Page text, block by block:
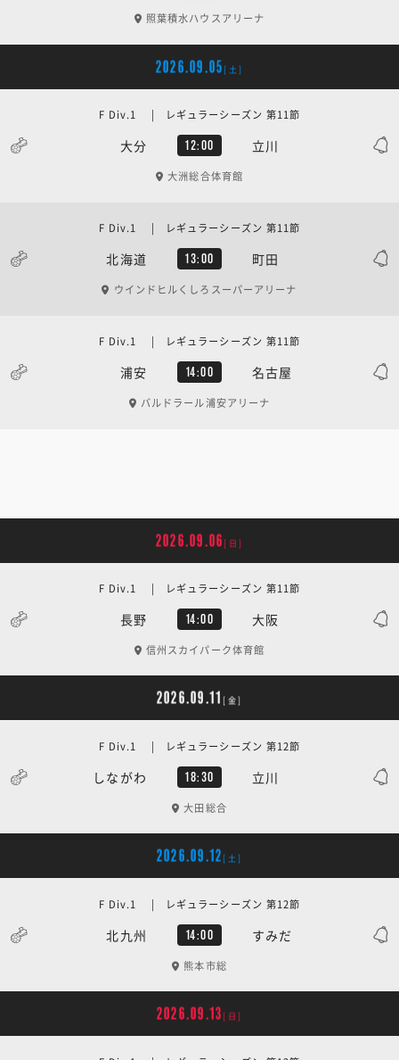
照葉積水ハウスアリーナ
2026.09.05 [土]
大分 12:00 立川
F Div.1 | レギュラーシーズン 第11節
大洲総合体育館
北海道 13:00 町田
F Div.1 | レギュラーシーズン 第11節
ウインドヒルくしろスーパーアリーナ
浦安 14:00 名古屋
F Div.1 | レギュラーシーズン 第11節
バルドラール浦安アリーナ
2026.09.06 [日]
長野 14:00 大阪
F Div.1 | レギュラーシーズン 第11節
信州スカイパーク体育館
2026.09.11 [金]
しながわ 18:30 立川
F Div.1 | レギュラーシーズン 第12節
大田総合
2026.09.12 [土]
北九州 14:00 すみだ
F Div.1 | レギュラーシーズン 第12節
熊本市総
2026.09.13 [日]